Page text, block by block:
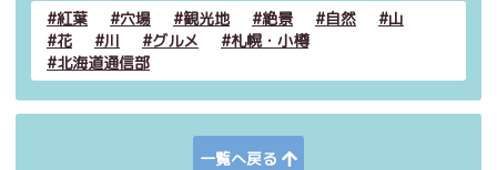
紅葉 穴場 観光地 絶景 自然
山
花
川 グルメ
札幌・小樽
北海道通信部
一覧へ戻る